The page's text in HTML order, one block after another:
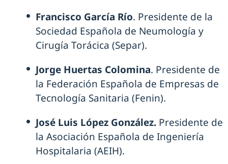
Francisco García Río. Presidente de la
Sociedad Española de Neumología y
Cirugía Torácica (Separ).
Jorge Huertas Colomina. Presidente de
la Federación Española de Empresas de
Tecnología Sanitaria (Fenin).
José Luis López González. Presidente de
la Asociación Española de Ingeniería
Hospitalaria (AEIH).